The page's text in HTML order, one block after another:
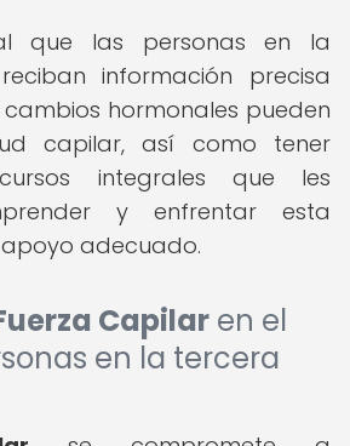
que las personas en la
información precisa
hormonales pueden
capilar, así como tener
integrales que les
y enfrentar esta
adecuado.
Capilar en el
en la tercera